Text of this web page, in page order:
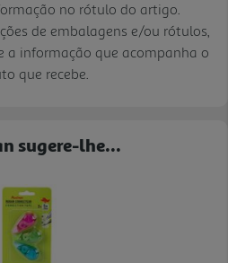
no rótulo do artigo.
de embalagens e/ou rótulos,
a informação que acompanha o
que recebe.
sugere-lhe...